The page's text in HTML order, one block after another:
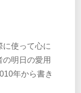
に使って心に
明日の愛用
年から書き